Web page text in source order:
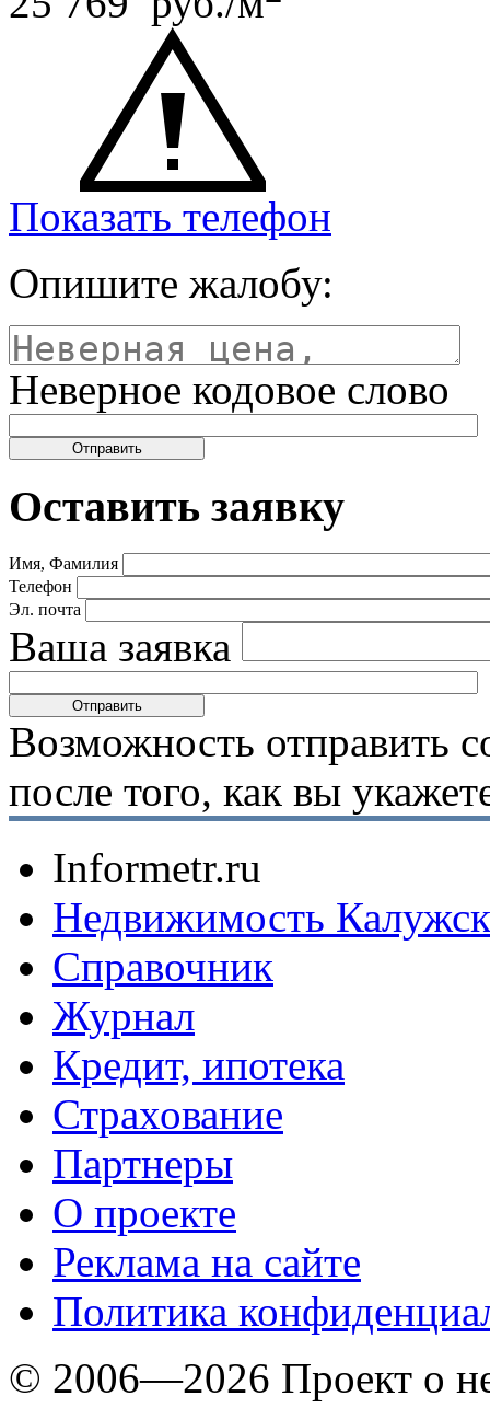
Показать телефон
Опишите жалобу:
Неверное кодовое слово
Оставить заявку
Имя, Фамилия
Телефон
Эл. почта
Ваша заявка
Возможность отправить
после того, как вы
Informetr.ru
Недвижимость
Справочник
Журнал
Кредит, ипотека
Страхование
Партнеры
O проекте
Реклама на сайте
Политика
© 2006—2026 Проект о